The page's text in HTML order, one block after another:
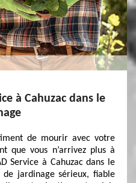
à Cahuzac dans le
de mourir avec votre
que vous n’arrivez plus à
Service à Cahuzac dans le
de jardinage sérieux, fiable